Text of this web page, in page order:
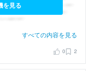
を見る
すべての内容を見る
0 2